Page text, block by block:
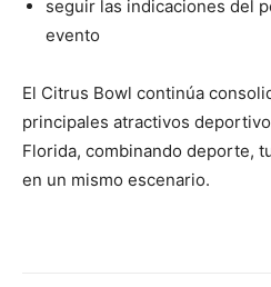
seguir las indicaciones del
evento
El Citrus Bowl continúa
principales atractivos
Florida, combinando deporte,
en un mismo escenario.